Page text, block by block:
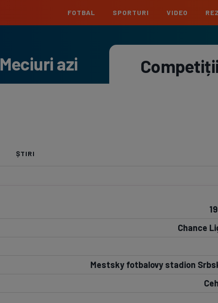
FOTBAL
Clasament
Liga 2
Echipe
Echipe
SPORTURI VIDEO
Meciuri azi
ȘTIRI
Chance
Mestsky fotbalovy stadion